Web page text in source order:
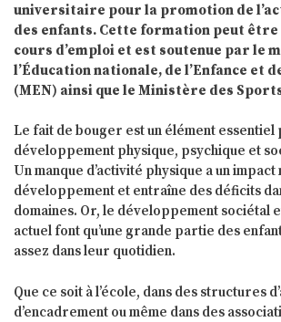
universitaire pour la promotion de
des enfants. Cette formation peut être
cours d’emploi et est soutenue par le
l’Éducation nationale, de l’Enfance et
(MEN) ainsi que le Ministère des
Le fait de bouger est un élément essentiel
développement physique, psychique et
Un manque d’activité physique a un
développement et entraîne des déficits
domaines. Or, le développement sociétal
actuel font qu’une grande partie des
assez dans leur quotidien.
Que ce soit à l’école, dans des structures
d’encadrement ou même dans des